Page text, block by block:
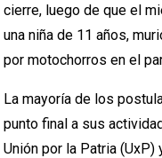
cierre, luego de que el
una niña de 11 años,
por motochorros en el
La mayoría de los
punto final a sus
Unión por la Patria